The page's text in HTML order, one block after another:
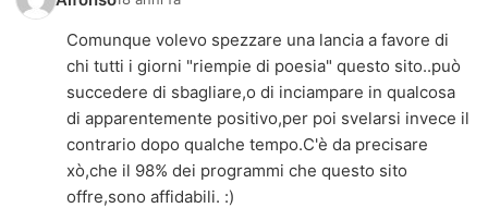
Comunque volevo spezzare una lancia a favore di
chi tutti i giorni "riempie di poesia" questo sito..può
succedere di sbagliare,o di inciampare in qualcosa
di apparentemente positivo,per poi svelarsi invece il
contrario dopo qualche tempo.C'è da precisare
xò,che il 98% dei programmi che questo sito
offre,sono affidabili. :)